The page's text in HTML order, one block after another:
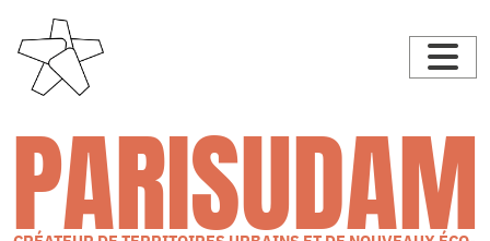
PARISUDAM